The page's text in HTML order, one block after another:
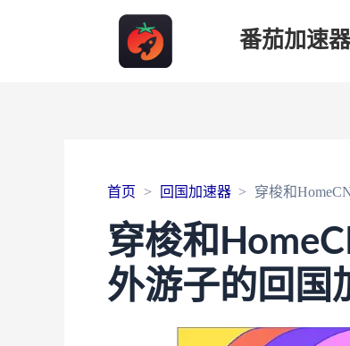
番茄加速器
首页 回国加速器 穿梭和
穿梭和
外游子的回国